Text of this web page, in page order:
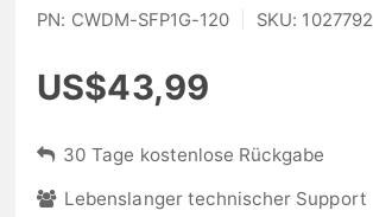
PN: CWDM-SFP1G-120 SKU: 1027792
US$43,99
30 Tage kostenlose Rückgabe
Lebenslanger technischer Support